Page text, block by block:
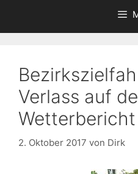
Verlass auf
Wetterbericht
2. Oktober 2017 von Dirk